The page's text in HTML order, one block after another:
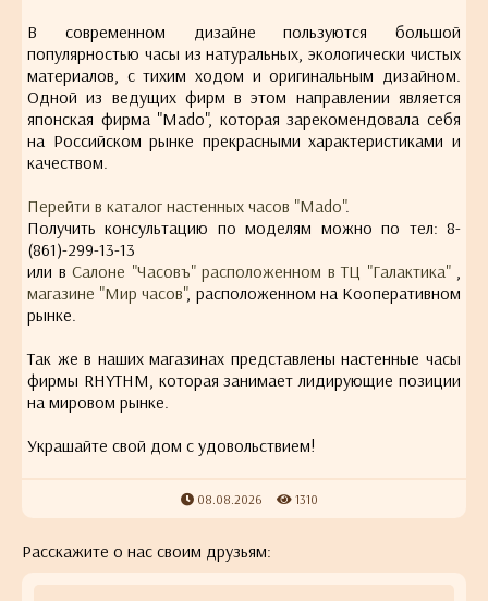
В современном дизайне пользуются большой
популярностью часы из натуральных, экологически чистых
материалов, с тихим ходом и оригинальным дизайном.
Одной из ведущих фирм в этом направлении является
японская фирма "Mado", которая зарекомендовала себя
на Российском рынке прекрасными характеристиками и
качеством.
Перейти в каталог настенных часов "Mado".
Получить консультацию по моделям можно по тел: 8-
(861)-299-13-13
или в Салоне "Часовъ" расположенном в ТЦ "Галактика",
магазине "Мир часов", расположенном на Кооперативном
рынке.
Так же в наших магазинах представлены настенные часы
фирмы RHYTHM, которая занимает лидирующие позиции
на мировом рынке.
Украшайте свой дом с удовольствием!
08.08.2026 1310
Расскажите о нас своим друзьям: